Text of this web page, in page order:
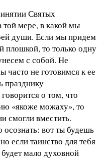
Святых
мере, в какой мы
души. Если мы придем
плошкой, то только одну
с собой. Не
часто не готовимся к ее
празднику
о том, что
«якоже можаху», то
смогли вместить.
вот ты будешь
если таинство для тебя
мало духовной